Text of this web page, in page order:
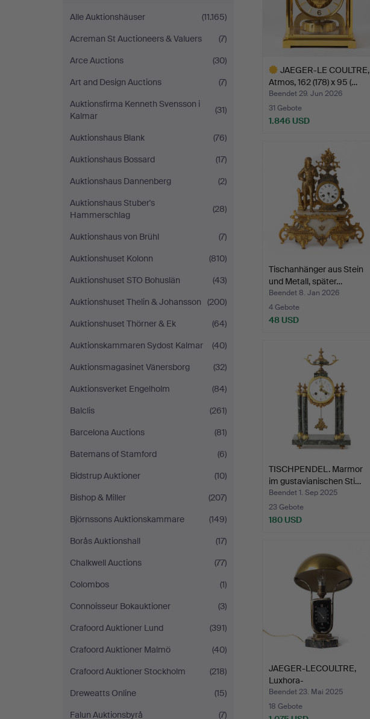
Alle Auktionshäuser
(11.165)
Acreman St Auctioneers & Valuers
(7)
Arce Auctions
(30)
Art and Design Auctions
(7)
Auktionsfirma Kenneth Svensson i
Kalmar
(31)
Auktionshaus Blank
(76)
Auktionshaus Bossard
(17)
Auktionshaus Dannenberg
(2)
Auktionshaus Stuber's
Hammerschlag
(28)
Auktionshaus von Brühl
(7)
Auktionshuset Kolonn
(810)
Auktionshuset STO Bohuslän
(43)
Auktionshuset Thelin & Johansson
(200)
Auktionshuset Thörner & Ek
(64)
Auktionskammaren Sydost Kalmar
(40)
Auktionsmagasinet Vänersborg
(32)
Auktionsverket Engelholm
(84)
Balclis
(261)
Barcelona Auctions
(81)
Batemans of Stamford
(6)
Bidstrup Auktioner
(10)
Bishop & Miller
(207)
Björnssons Auktionskammare
(149)
Borås Auktionshall
(17)
Chalkwell Auctions
(77)
Colombos
(1)
Connoisseur Bokauktioner
(3)
Crafoord Auktioner Lund
(391)
Crafoord Auktioner Malmö
(40)
Crafoord Auktioner Stockholm
(218)
Dreweatts Online
(15)
Falun Auktionsbyrå
(7)
JAEGER-LE COULTRE,
Atmos, 162 (178) x 95 (…
Beendet 29. Jun 2026
31 Gebote
1.846 USD
Tischanhänger aus Stein
und Metall, später…
Beendet 8. Jan 2026
4 Gebote
48 USD
TISCHPENDEL. Marmor
im gustavianischen Sti…
Beendet 1. Sep 2025
23 Gebote
180 USD
JAEGER-LECOULTRE,
Luxhora-
Tischlampe/Tisch…
Beendet 23. Mai 2025
18 Gebote